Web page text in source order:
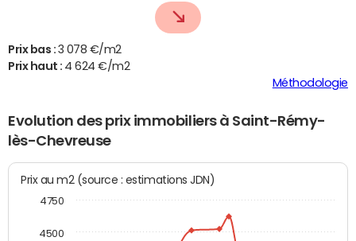
Prix bas : 3 078 €/m2
Prix haut : 4 624 €/m2
Méthodologie
Evolution des prix immobiliers à Saint-Rémy-
lès-Chevreuse
Prix au m2 (source : estimations JDN)
4500
4750